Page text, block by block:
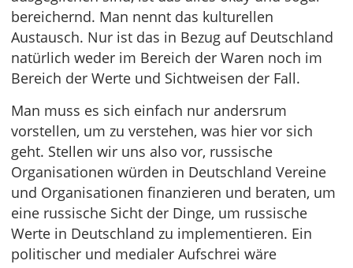
bereichernd. Man nennt das kulturellen
Austausch. Nur ist das in Bezug auf Deutschland
natürlich weder im Bereich der Waren noch im
Bereich der Werte und Sichtweisen der Fall.
Man muss es sich einfach nur andersrum
vorstellen, um zu verstehen, was hier vor sich
geht. Stellen wir uns also vor, russische
Organisationen würden in Deutschland Vereine
und Organisationen finanzieren und beraten, um
eine russische Sicht der Dinge, um russische
Werte in Deutschland zu implementieren. Ein
politischer und medialer Aufschrei wäre